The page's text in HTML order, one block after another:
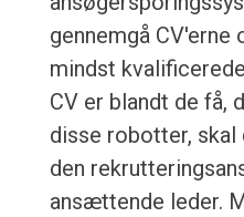
gennemgå CV'erne
mindst
CV er blandt de få,
disse robotter,
den
ansættende leder.